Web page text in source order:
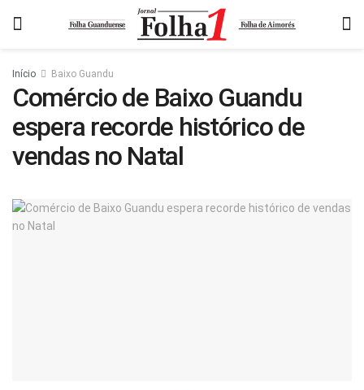
Início Baixo Guandu
Comércio de Baixo Guandu
espera recorde histórico de
vendas no Natal